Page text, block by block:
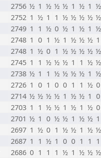
2756 ½ 1 ½ ½ ½ 1 ½ 1 ½
2752 1 ½ 1 1 ½ ½ ½ ½ ½
2749 1 1 ½ 0 ½ 1 ½ 1 ½
2748 1 0 1 ½ 1 ½ ½ ½ 1
2748 1 ½ 0 1 ½ ½ ½ ½ ½
2745 1 1 ½ ½ ½ 1 1 ½ ½
2738 ½ 1 1 ½ ½ ½ ½ 1 ½
2726 1 0 1 0 0 1 1 ½ 0
2714 ½ ½ ½ ½ 1 ½ ½ 1 0
2703 1 1 ½ ½ 1 ½ 1 ½ 0
2701 ½ 1 0 ½ ½ 1 ½ ½ 1
2697 1 ½ 0 1 ½ ½ 1 ½ ½
2687 1 1 ½ 1 0 0 1 1 1
2686 0 1 1 1 ½ 1 ½ ½ ½